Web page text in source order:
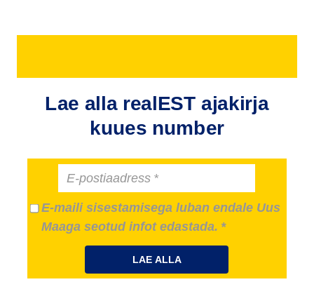
Lae alla realEST ajakirja
kuues number
E-postiaadress
LAE ALLA
E-maili sisestamisega luban endale Uus
Maaga seotud infot edastada.